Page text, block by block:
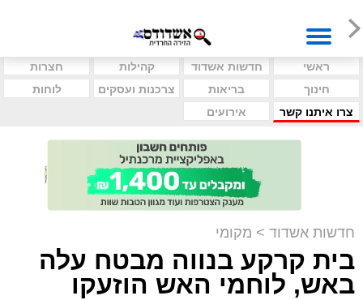
ראשי חדשות אשדוד קהילות
חצרות
חינוך
בריאות צרכנות ועסקים
לוחות
צרו איתנו קשר
אירועים
חדשות אשדוד > מקומי
בית קרקע בנווה מבטח עלה
באש, לוחמי האש הוזעקו